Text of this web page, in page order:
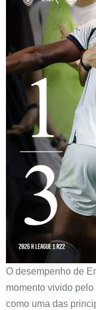
O desempenho de
momento vivido
como uma das